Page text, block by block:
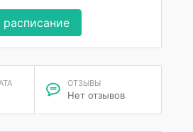
ОТЗЫВЫ
Нет отзывов